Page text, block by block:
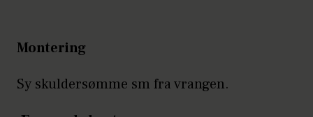
Montering
Sy skuldersømme sm fra vrangen.